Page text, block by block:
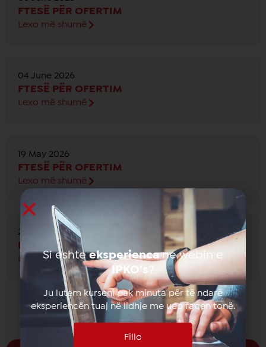
FTESË PËR OFERTIM
Lexo më shumë
04 June 2026
FTESË PËR OFERTIM
Lexo më shumë
19 May 2026
FTESË PËR OFERTIM
Lexo më shumë
23 April 2026
FTESË PËR OFERTIM
Lexo më shumë
Si eshteeksperiencane webin e
IPKO’s?
Ju lutem kurseni pak minuta për të ndarë
eksperiencën tuaj në lidhje me ueb faqen tonë.
Fillo